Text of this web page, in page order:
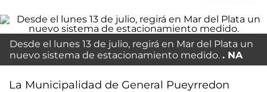
Desde el lunes 13 de julio, regirá en Mar del Plata un
nuevo sistema de estacionamiento medido.
NA
La Municipalidad de General Pueyrredon